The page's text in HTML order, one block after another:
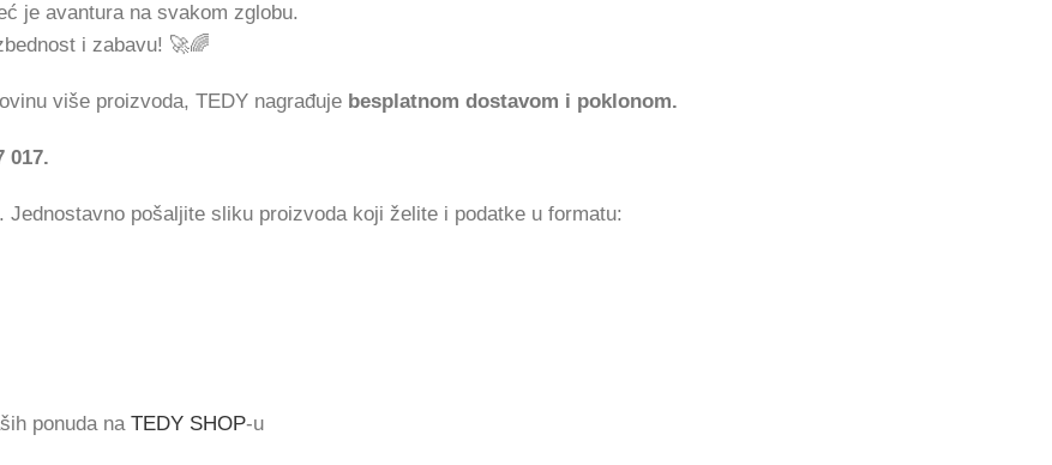
je avantura na svakom zglobu.
i zabavu! 🚀🌈
više proizvoda, TEDY nagrađuje besplatnom dostavom i poklonom.
017.
. Jednostavno pošaljite sliku proizvoda koji želite i podatke u formatu:
ponuda na TEDY SHOP-u